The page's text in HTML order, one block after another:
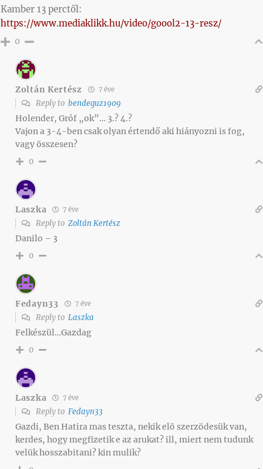
Kamber 13 perctől:
https://www.mediaklikk.hu/video/goool2-13-resz/
0
Zoltán Kertész 7 éve
Reply to bendeguz1909
Holender, Gróf „ok”… 3.? 4.?
Vajon a 3-4-ben csak olyan értendő aki hiányozni is fog,
vagy összesen?
0
Laszka 7 éve
Reply to Zoltán Kertész
Danilo – 3
0
Fedayn33 7 éve
Reply to Laszka
Felkészül…Gazdag
0
Laszka 7 éve
Reply to Fedayn33
Gazdi, Ben Hatira mas teszta, nekik elö szerzödesük van,
kerdes, hogy megfizetik e az arukat? ill, miert nem tudunk
velük hosszabitani? kin mulik?